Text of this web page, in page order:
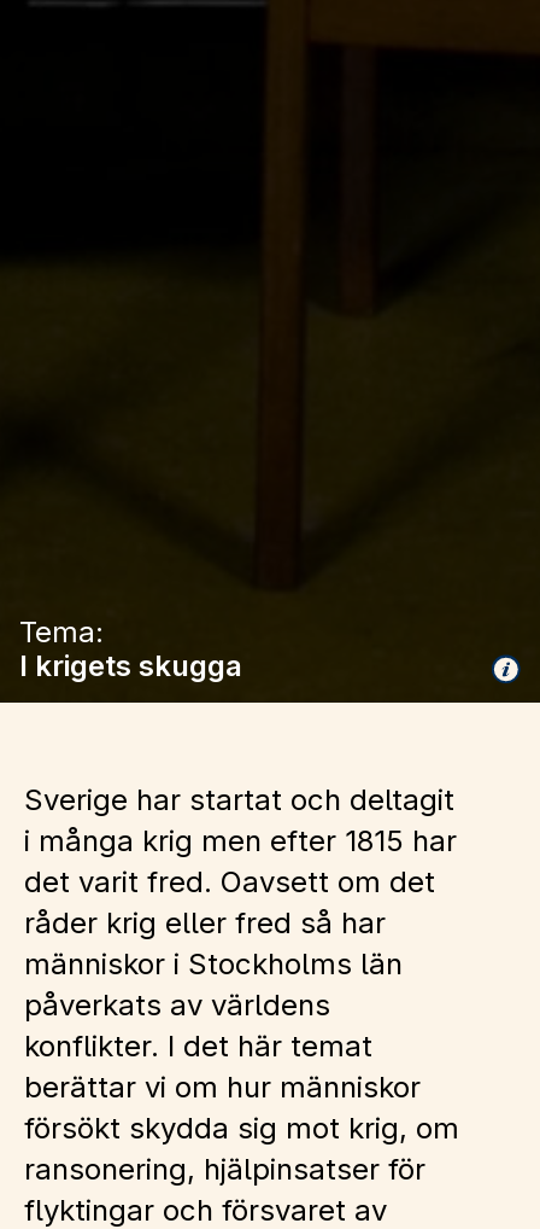
Tema:
I krigets skugga
Sverige har startat och deltagit
i många krig men efter 1815 har
det varit fred. Oavsett om det
råder krig eller fred så har
människor i Stockholms län
påverkats av världens
konflikter. I det här temat
berättar vi om hur människor
försökt skydda sig mot krig, om
ransonering, hjälpinsatser för
flyktingar och försvaret av